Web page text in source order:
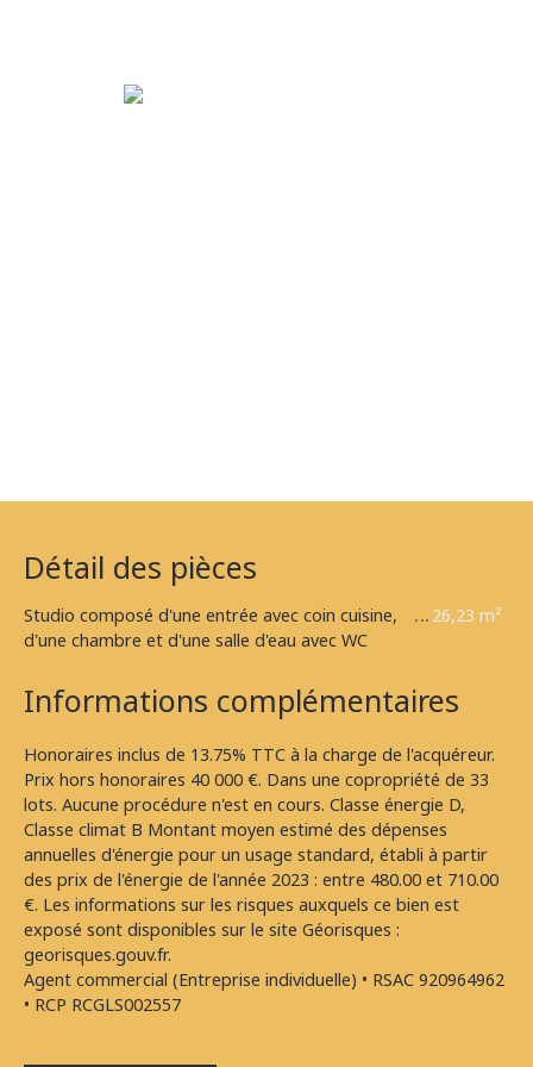
Détail des pièces
Studio composé d'une entrée avec coin cuisine,
d'une chambre et d'une salle d'eau avec WC
26,23 m²
Informations complémentaires
Honoraires inclus de 13.75% TTC à la charge de l'acquéreur.
Prix hors honoraires 40 000 €. Dans une copropriété de 33
lots. Aucune procédure n'est en cours. Classe énergie D,
Classe climat B Montant moyen estimé des dépenses
annuelles d'énergie pour un usage standard, établi à partir
des prix de l'énergie de l'année 2023 : entre 480.00 et 710.00
€. Les informations sur les risques auxquels ce bien est
exposé sont disponibles sur le site Géorisques :
georisques.gouv.fr.
Agent commercial (Entreprise individuelle) • RSAC 920964962
• RCP RCGLS002557